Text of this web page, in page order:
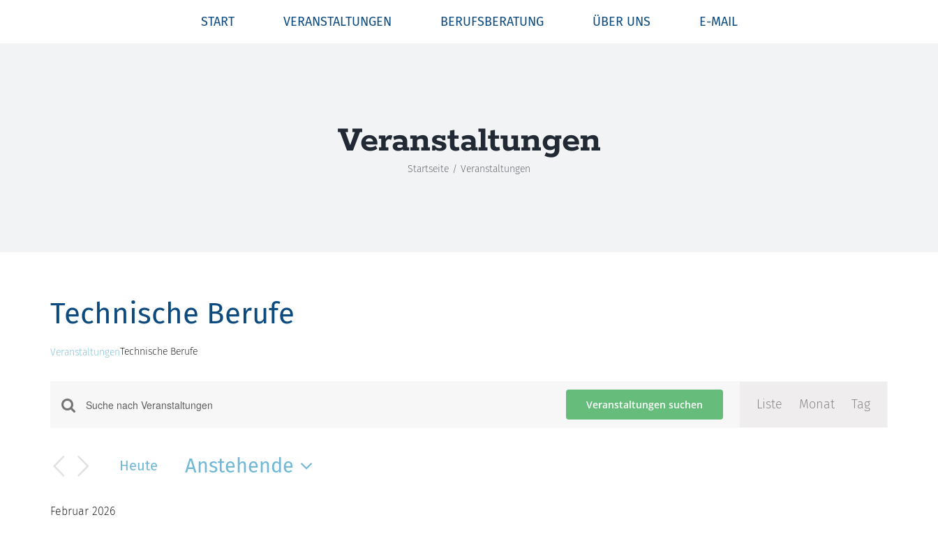
START VERANSTALTUNGEN BERUFSBERATUNG ÜBER UNS E-MAIL
Veranstaltungen
Startseite Veranstaltungen
Technische Berufe
VeranstaltungenTechnische Berufe
Veranstaltungen
Veranstaltungen
und
Ansichten,
Navigation
Bitte
Suche
Schlüsselwort.
Veranstaltungen suchen Ansichten-
Navigation
Liste Monat Tag
Heute
Anstehende
Februar 2026